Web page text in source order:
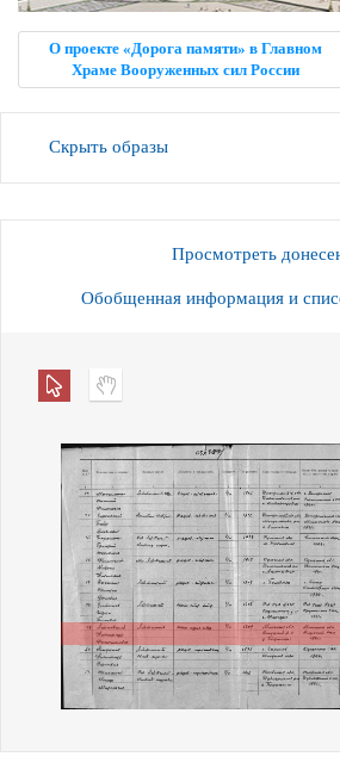
О проекте «Дорога памяти» в Главном
Храме Вооруженных сил России
Скрыть образы
Просмотреть
Обобщенная информация и